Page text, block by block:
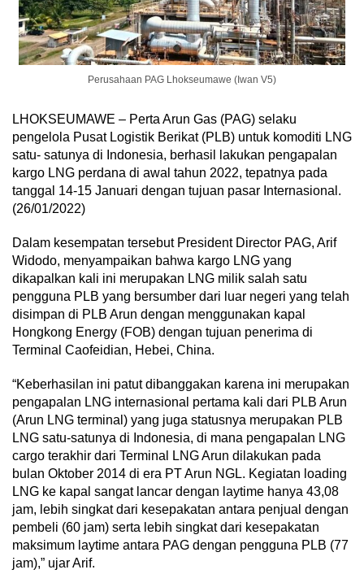
Perusahaan PAG Lhokseumawe (Iwan V5)
LHOKSEUMAWE – Perta Arun Gas (PAG) selaku
pengelola Pusat Logistik Berikat (PLB) untuk komoditi LNG
satu- satunya di Indonesia, berhasil lakukan pengapalan
kargo LNG perdana di awal tahun 2022, tepatnya pada
tanggal 14-15 Januari dengan tujuan pasar Internasional.
(26/01/2022)
Dalam kesempatan tersebut President Director PAG, Arif
Widodo, menyampaikan bahwa kargo LNG yang
dikapalkan kali ini merupakan LNG milik salah satu
pengguna PLB yang bersumber dari luar negeri yang telah
disimpan di PLB Arun dengan menggunakan kapal
Hongkong Energy (FOB) dengan tujuan penerima di
Terminal Caofeidian, Hebei, China.
“Keberhasilan ini patut dibanggakan karena ini merupakan
pengapalan LNG internasional pertama kali dari PLB Arun
(Arun LNG terminal) yang juga statusnya merupakan PLB
LNG satu-satunya di Indonesia, di mana pengapalan LNG
cargo terakhir dari Terminal LNG Arun dilakukan pada
bulan Oktober 2014 di era PT Arun NGL. Kegiatan loading
LNG ke kapal sangat lancar dengan laytime hanya 43,08
jam, lebih singkat dari kesepakatan antara penjual dengan
pembeli (60 jam) serta lebih singkat dari kesepakatan
maksimum laytime antara PAG dengan pengguna PLB (77
jam),” ujar Arif.